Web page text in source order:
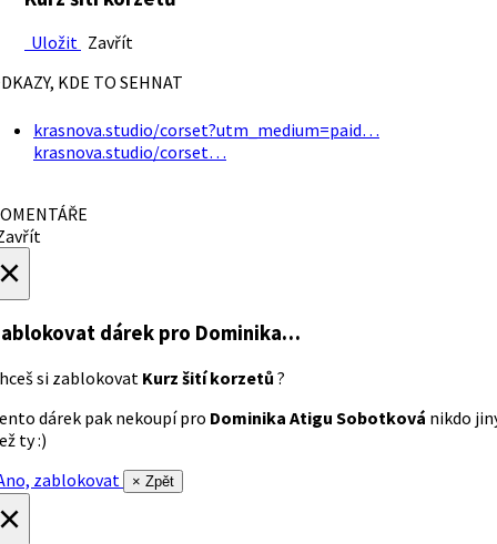
Uložit Zavřít
KDE TO SEHNAT
krasnova.studio/corset?utm_medium=paid…
krasnova.studio/corset…
dárek pro Dominika…
si zablokovat Kurz šití korzetů ?
dárek pak nekoupí pro Dominika Atigu Sobotková nikdo
ty :)
zablokovat
× Zpět